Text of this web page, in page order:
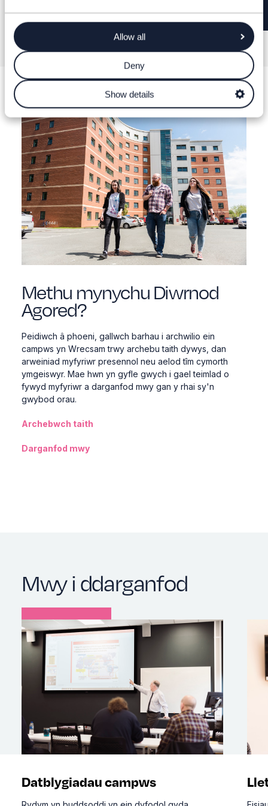
Allow all
Deny
Show details
Methu mynychu Diwrnod
Agored?
Peidiwch â phoeni, gallwch barhau i archwilio ein
campws yn Wrecsam trwy archebu taith dywys, dan
arweiniad myfyriwr presennol neu aelod tîm cymorth
ymgeiswyr. Mae hwn yn gyfle gwych i gael teimlad o
fywyd myfyriwr a darganfod mwy gan y rhai sy'n
gwybod orau.
Archebwch taith
Darganfod mwy
Mwy i ddarganfod
Datblygiadau campws